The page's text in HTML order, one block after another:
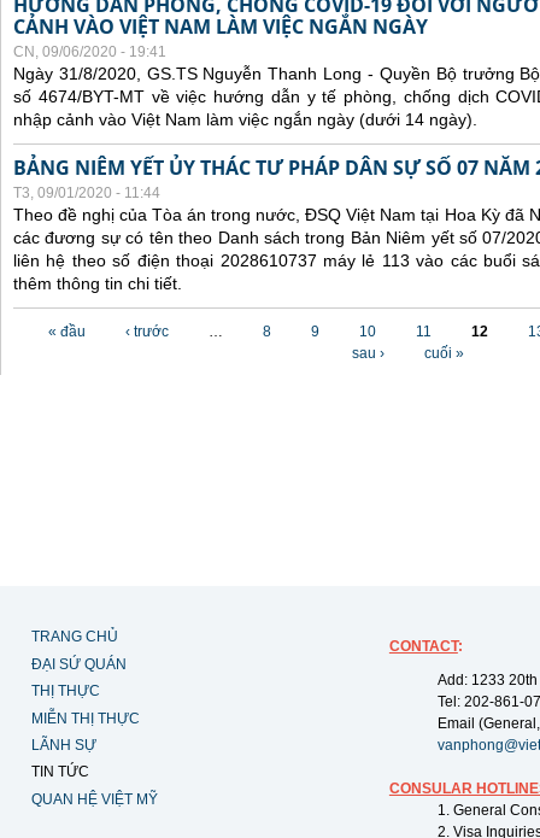
CẢNH VÀO VIỆT NAM LÀM VIỆC NGẮN NGÀY
CN, 09/06/2020 - 19:41
Ngày 31/8/2020, GS.TS Nguyễn Thanh Long - Quyền Bộ trưởng
số 4674/BYT-MT về việc hướng dẫn y tế phòng, chống dịch
nhập cảnh vào Việt Nam làm việc ngắn ngày (dưới 14 ngày).
BẢNG NIÊM YẾT ỦY THÁC TƯ PHÁP DÂN SỰ SỐ 07 NĂM
T3, 09/01/2020 - 11:44
Theo đề nghị của Tòa án trong nước, ĐSQ Việt Nam tại Hoa Kỳ đã
các đương sự có tên theo Danh sách trong Bản Niêm yết số 07/
liên hệ theo số điện thoại 2028610737 máy lẻ 113 vào các buổi
thêm thông tin chi tiết.
Các trang
« đầu ‹ trước … 8 9 10 11 12
sau ›
cuối »
TRANG CHỦ
ĐẠI SỨ QUÁN
THỊ THỰC
MIỄN THỊ THỰC
LÃNH SỰ
TIN TỨC
QUAN HỆ VIỆT MỸ
CONTACT:
Add: 1233
Tel: 202-861-
Email
CONSULAR
1. General
2. Visa